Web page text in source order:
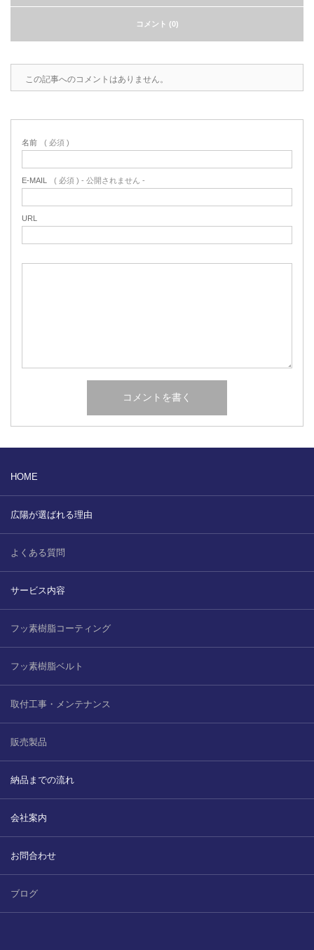
コメント (0)
この記事へのコメントはありません。
名前 ( 必須 )
E-MAIL ( 必須 ) - 公開されません -
URL
HOME
広陽が選ばれる理由
よくある質問
サービス内容
フッ素樹脂コーティング
フッ素樹脂ベルト
取付工事・メンテナンス
販売製品
納品までの流れ
会社案内
お問合わせ
ブログ
ガラスクロスHT-FLカタログ（PDF）
お問合わせ
2022.6.10
今、結露、湿気などの問い合わせが増
が、冷蔵庫、…
印刷塗工工程で溶剤系塗料をご使用の